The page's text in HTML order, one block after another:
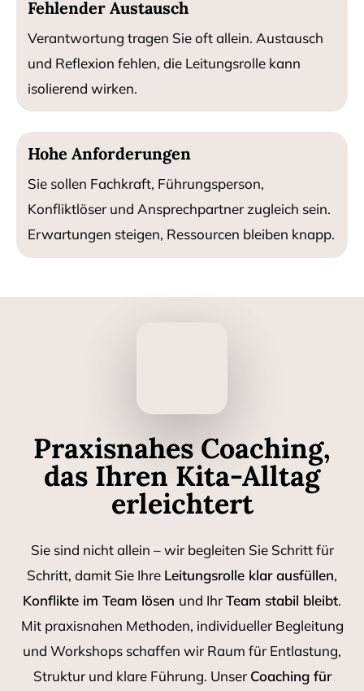
Fehlender Austausch
Verantwortung tragen Sie oft allein. Austausch
und Reflexion fehlen, die Leitungsrolle kann
isolierend wirken.
Hohe Anforderungen
Sie sollen Fachkraft, Führungsperson,
Konfliktlöser und Ansprechpartner zugleich sein.
Erwartungen steigen, Ressourcen bleiben knapp.
Praxisnahes Coaching,
das Ihren Kita-Alltag
erleichtert
Sie sind nicht allein – wir begleiten Sie Schritt für
Schritt, damit Sie Ihre Leitungsrolle klar ausfüllen,
Konflikte im Team lösen und IhrTeam stabil bleibt.
Mit praxisnahen Methoden, individueller Begleitung
und Workshops schaffen wir Raum für Entlastung,
Struktur und klare Führung. Unser Coaching für